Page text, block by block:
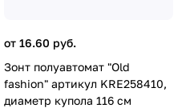
от 16.60 руб.
Зонт полуавтомат "Old
fashion" артикул KRE258410,
диаметр купола 116 см